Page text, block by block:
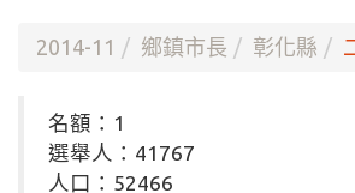
2014-11 鄉鎮市長 彰化縣
名額：1
選舉人：41767
人口：52466